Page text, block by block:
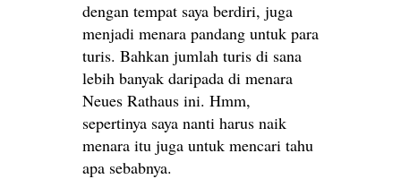
dengan tempat saya berdiri, juga
menjadi menara pandang untuk para
turis. Bahkan jumlah turis di sana
lebih banyak daripada di menara
Neues Rathaus ini. Hmm,
sepertinya saya nanti harus naik
menara itu juga untuk mencari tahu
apa sebabnya.